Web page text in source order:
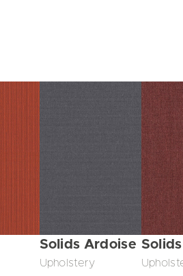
Solids Ardoise
Upholstery